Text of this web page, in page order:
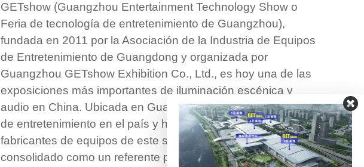
GETshow (Guangzhou Entertainment Technology Show o
Feria de tecnología de entretenimiento de Guangzhou),
fundada en 2011 por la Asociación de la Industria de Equipos
de Entretenimiento de Guangdong y organizada por
Guangzhou GETshow Exhibition Co., Ltd., es hoy una de las
exposiciones más importantes de iluminación escénica y
audio en China. Ubicada en Guangdong, cuna de la industria
de entretenimiento en el país y hogar del 80% de los
fabricantes de equipos de este sector, GETshow se ha
consolidado como un referente para profesionales y marcas